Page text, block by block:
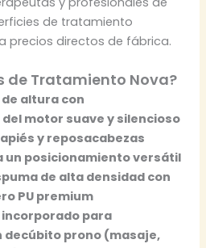
de tratamiento
precios directos de fábrica.
de Tratamiento Nova?
altura con
motor suave y silencioso
y reposacabezas
un posicionamiento versátil
de alta densidad con
PU premium
para
prono (masaje,